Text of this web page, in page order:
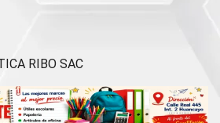
RIBO SAC